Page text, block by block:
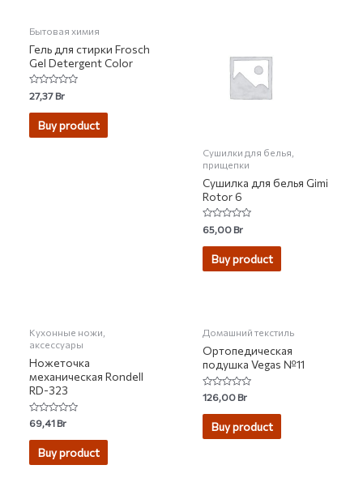
Бытовая химия
Гель для стирки Frosch
Gel Detergent Color
Rated
0
out
27,37Br
Buy product
Сушилки для белья,
прищепки
Сушилка для белья Gimi
Rotor 6
Rated
0
out
65,00Br
Buy product
Кухонные ножи,
аксессуары
Ножеточка
механическая Rondell
RD-323
Rated
0
out
69,41Br
Buy product
Домашний текстиль
Ортопедическая
подушка Vegas №11
Rated
0
out
126,00Br
Buy product